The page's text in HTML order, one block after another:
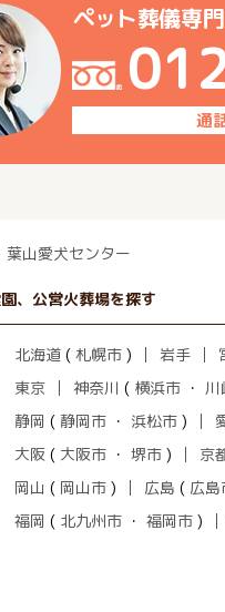
ペット葬儀専
通
葉山愛犬センター
、公営火葬場を探す
北海道 ( 札幌市 ) 岩手
東京 神奈川 ( 横浜市 ・ 川
静岡 ( 静岡市 ・ 浜松市 )
大阪 ( 大阪市 ・ 堺市 ) 京
岡山 ( 岡山市 ) 広島 ( 広島
福岡 ( 北九州市 ・ 福岡市 )